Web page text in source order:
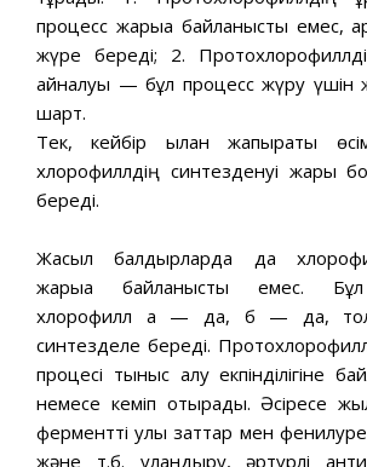
процесс жарыққа байланысты емес,
жүре береді; 2.
айналуы — бұл процесс жүру үшін
шарт.
Тек, кейбір қылқан жапырақты
хлорофиллдің синтезденуі жарық
береді.
Жасыл балдырларда да
жарыққа байланысты емес. Бұл
хлорофилл а — да, б — да, толық
синтезделе береді.
процесі тыныс алу екпінділігіне
немесе кеміп отырады. Әсіресе
ферментті улы заттар мен
және т.б. уландыру, әртүрлі